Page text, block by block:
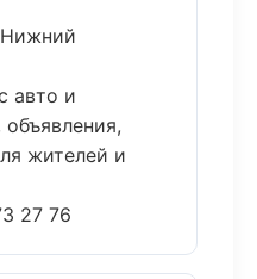
Нижний
авто и
жителей и
27 76